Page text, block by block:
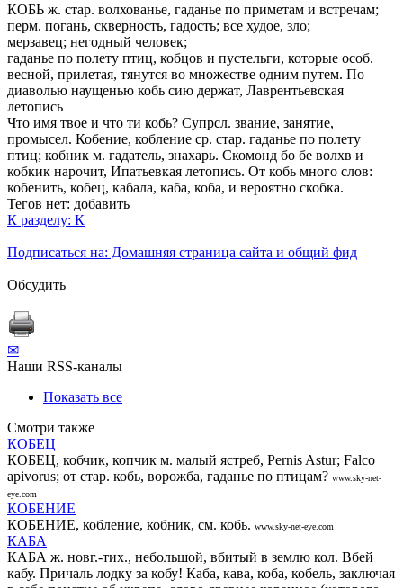
КОБЬ ж. стар. волхованье, гаданье по приметам и встречам;
перм. погань, скверность, гадость; все худое, зло;
мерзавец; негодный человек;
гаданье по полету птиц, кобцов и пустельги, которые особ.
весной, прилетая, тянутся во множестве одним путем. По
диаволью наущенью кобь сию держат, Лаврентьевская
летопись
Что имя твое и что ти кобь? Супрсл. звание, занятие,
промысел. Кобение, кобление ср. стар. гаданье по полету
птиц; кобник м. гадатель, знахарь. Скомонд бо бе волхв и
кобкик нарочит, Ипатьевкая летопись. От кобь много слов:
кобенить, кобец, кабала, каба, коба, и вероятно скобка.
Тегов нет: добавить
К разделу: К
Подписаться на: Домашняя страница сайта и общий фид
Обсудить
✉
Наши RSS-каналы
Показать все
Смотри также
КОБЕЦ
КОБЕЦ, кобчик, копчик м. малый ястреб, Реrnis Astur; Falco
apivorus; от стар. кобь, ворожба, гаданье по птицам? www.sky-net-
eye.com
КОБЕНИЕ
КОБЕНИЕ, кобление, кобник, см. кобь. www.sky-net-eye.com
КАБА
КАБА ж. новг.-тих., небольшой, вбитый в землю кол. Вбей
кабу. Причаль лодку за кобу! Каба, кава, коба, кобель, заключая